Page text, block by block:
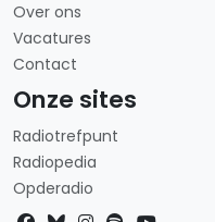
Over ons
Vacatures
Contact
Onze sites
Radiotrefpunt
Radiopedia
Opderadio